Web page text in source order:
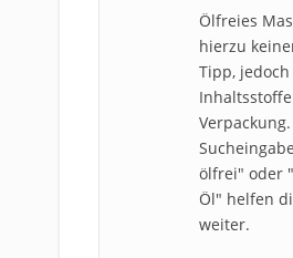
Ölfreies
hierzu
Tipp,
ölfrei" oder
Öl" helfen
weiter.